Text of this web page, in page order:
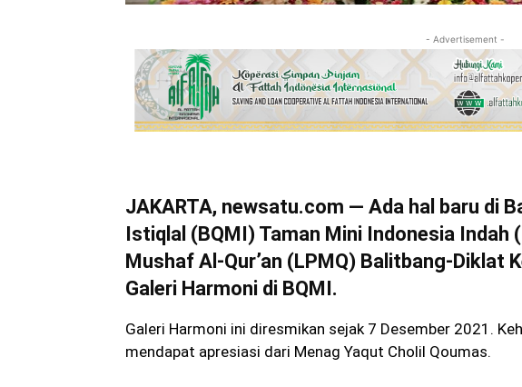
- Advertisement -
JAKARTA, newsatu.com — Ada hal baru di
Istiqlal (BQMI) Taman Mini Indonesia Indah
Mushaf Al-Qur’an (LPMQ) Balitbang-Diklat
Galeri Harmoni di BQMI.
Galeri Harmoni ini diresmikan sejak 7 Desember 2021.
mendapat apresiasi dari Menag Yaqut Cholil Qoumas.